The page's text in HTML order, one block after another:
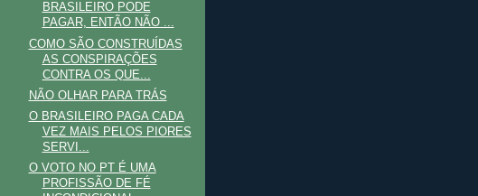
BRASILEIRO PODE
PAGAR, ENTÃO NÃO ...
COMO SÃO CONSTRUÍDAS
AS CONSPIRAÇÕES
CONTRA OS QUE...
NÃO OLHAR PARA TRÁS
O BRASILEIRO PAGA CADA
VEZ MAIS PELOS PIORES
SERVI...
O VOTO NO PT É UMA
PROFISSÃO DE FÉ